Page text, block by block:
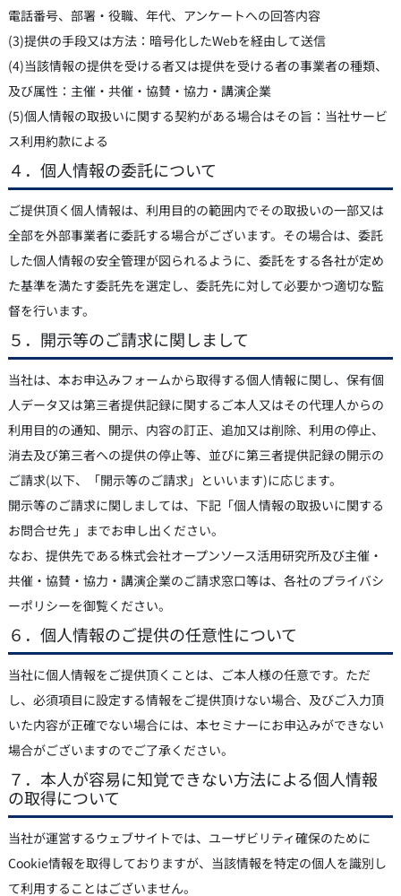
電話番号、部署・役職、年代、アンケートへの回答内容
(3)提供の手段又は方法：暗号化したWebを経由して送信
(4)当該情報の提供を受ける者又は提供を受ける者の事業者の種類、
及び属性：主催・共催・協賛・協力・講演企業
(5)個人情報の取扱いに関する契約がある場合はその旨：当社サービ
ス利用約款による
４．個人情報の委託について
ご提供頂く個人情報は、利用目的の範囲内でその取扱いの一部又は
全部を外部事業者に委託する場合がございます。その場合は、委託
した個人情報の安全管理が図られるように、委託をする各社が定め
た基準を満たす委託先を選定し、委託先に対して必要かつ適切な監
督を行います。
５．開示等のご請求に関しまして
当社は、本お申込みフォームから取得する個人情報に関し、保有個
人データ又は第三者提供記録に関するご本人又はその代理人からの
利用目的の通知、開示、内容の訂正、追加又は削除、利用の停止、
消去及び第三者への提供の停止等、並びに第三者提供記録の開示の
ご請求(以下、「開示等のご請求」といいます)に応じます。
開示等のご請求に関しましては、下記「個人情報の取扱いに関する
お問合せ先 」までお申し出ください。
なお、提供先である株式会社オープンソース活用研究所及び主催・
共催・協賛・協力・講演企業のご請求窓口等は、各社のプライバシ
ーポリシーを御覧ください。
６．個人情報のご提供の任意性について
当社に個人情報をご提供頂くことは、ご本人様の任意です。ただ
し、必須項目に設定する情報をご提供頂けない場合、及びご入力頂
いた内容が正確でない場合には、本セミナーにお申込みができない
場合がございますのでご了承ください。
７．本人が容易に知覚できない方法による個人情報
の取得について
当社が運営するウェブサイトでは、ユーザビリティ確保のために
Cookie情報を取得しておりますが、当該情報を特定の個人を識別し
て利用することはございません。